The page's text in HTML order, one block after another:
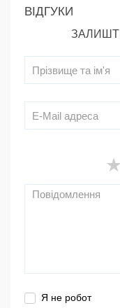
ВІДГУКИ
Я не робот